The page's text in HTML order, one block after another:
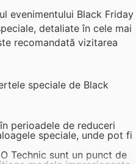
evenimentului Black Friday
detaliate în cele mai
recomandată vizitarea
speciale de Black
perioadele de reduceri
speciale, unde pot fi
Technic sunt un punct de